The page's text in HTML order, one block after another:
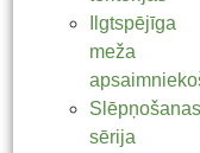
Ilgtspējīga
meža
Slēpņošanas
sērija